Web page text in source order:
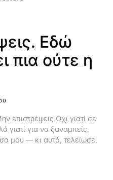
Εδώ
πια ούτε η
επιστρέψεις.Όχι γιατί σε
γιατί για να ξαναμπείς,
μου — κι αυτό, τελείωσε.